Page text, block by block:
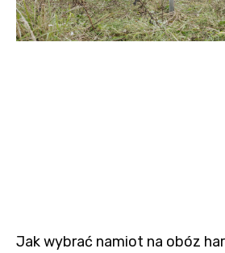
Jak wybrać namiot na obóz